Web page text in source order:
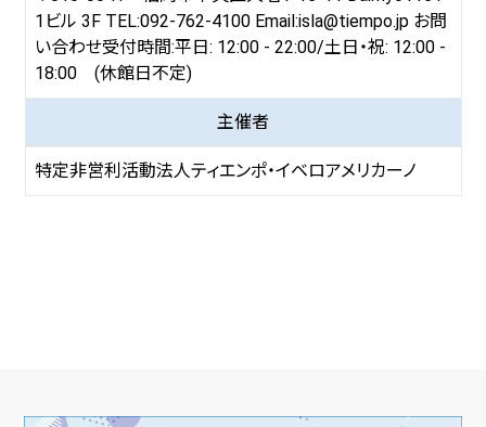
1ビル 3F TEL:092-762-4100 Email:isla@tiempo.jp お問
い合わせ受付時間:平日: 12:00 - 22:00/土日・祝: 12:00 -
18:00 (休館日不定)
主催者
特定非営利活動法人ティエンポ・イベロアメリカーノ